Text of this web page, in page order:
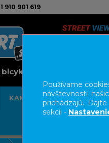
910 901 619
KAMENNÁ PREDAJNA
Používame
návštevnosti
prichádzajú.
sekcii -